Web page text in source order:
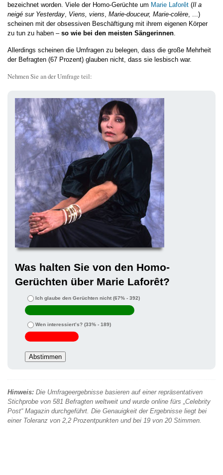
bezeichnet worden. Viele der Homo-Gerüchte um Marie Laforêt (Il a
neigé sur Yesterday, Viens, viens, Marie-douceur, Marie-colère, ...)
scheinen mit der obsessiven Beschäftigung mit ihrem eigenen Körper
zu tun zu haben – so wie bei den meisten Sängerinnen.
Allerdings scheinen die Umfragen zu belegen, dass die große Mehrheit
der Befragten (67 Prozent) glauben nicht, dass sie lesbisch war.
Nehmen Sie an der Umfrage teil:
Was halten Sie von den Homo-
Gerüchten über Marie Laforêt?
Ich glaube den Gerüchten nicht(67% - 392)
Wen interessiert’s? (33% - 189)
Hinweis: Die Umfrageergebnisse basieren auf einer repräsentativen
Stichprobe von 581 Befragten weltweit und wurde online fürs „Celebrity
Post“ Magazin durchgeführt. Die Genauigkeit der Ergebnisse liegt bei
einer Toleranz von 2,2 Prozentpunkten und bei 19 von 20 Stimmen.